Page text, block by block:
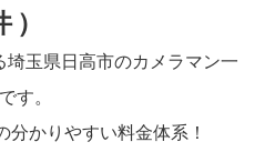
）
玉県日高市のカメラマン一
す。
かりやすい料金体系！